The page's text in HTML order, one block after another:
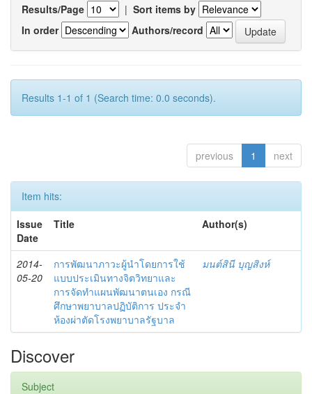
Results/Page | Sort items by
In order
Authors/record
Results 1-1 of 1 (Search time: 0.0 seconds).
previous 1 next
Item hits:
Issue
Date
Title Author(s)
2014-
05-20
การพัฒนาภาวะผู้นำโดยการใช้
แบบประเมินทางจิตวิทยาและ
การจัดทำแผนพัฒนาตนเอง กรณี
ศึกษาพยาบาลปฏิบัติการ ประจำ
ห้องผ่าตัดโรงพยาบาลรัฐบาล
มนต์สินี บุญสิงห์
Discover
Subject